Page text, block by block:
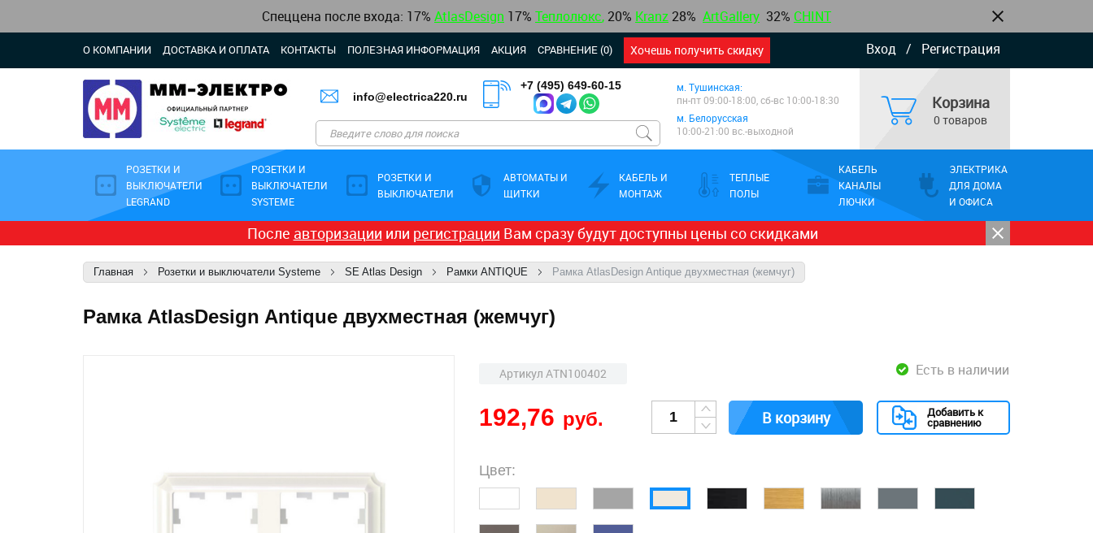
Спеццена после входа: 17% AtlasDesign 17% Теплолюкс, 20% Kranz 28% ArtGallery 32% CHINT
Вход / Регистрация
О КОМПАНИИ ДОСТАВКА И ОПЛАТА КОНТАКТЫ ПОЛЕЗНАЯ ИНФОРМАЦИЯ АКЦИЯ СРАВНЕНИЕ (0) Хочешь получить скидку
info@electrica220.ru
+7 (495) 649-60-15
м. Тушинская:
пн-пт 09:00-18:00, сб-вс 10:00-18:30
м. Белорусская
10:00-21:00 вс.-выходной
Корзина
0 товаров
РОЗЕТКИ И
ВЫКЛЮЧАТЕЛИ
LEGRAND
РОЗЕТКИ И
ВЫКЛЮЧАТЕЛИ
SYSTEME
РОЗЕТКИ И
ВЫКЛЮЧАТЕЛИ
АВТОМАТЫ И
ЩИТКИ
КАБЕЛЬ И
МОНТАЖ
ТЕПЛЫЕ
ПОЛЫ
КАБЕЛЬ
КАНАЛЫ
ЛЮЧКИ
ЭЛЕКТРИКА
ДЛЯ ДОМА
И ОФИСА
После авторизации или регистрации Вам сразу будут доступны цены со скидками
Главная Розетки и выключатели Systeme SE Atlas Design Рамки ANTIQUE Рамка AtlasDesign Antique двухместная (жемчуг)
Рамка AtlasDesign Antique двухместная (жемчуг)
Есть в наличии
Артикул ATN100402
192,76 руб. В корзину Добавить к
сравнению
Цвет: